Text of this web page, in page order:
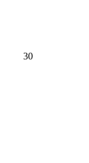
30